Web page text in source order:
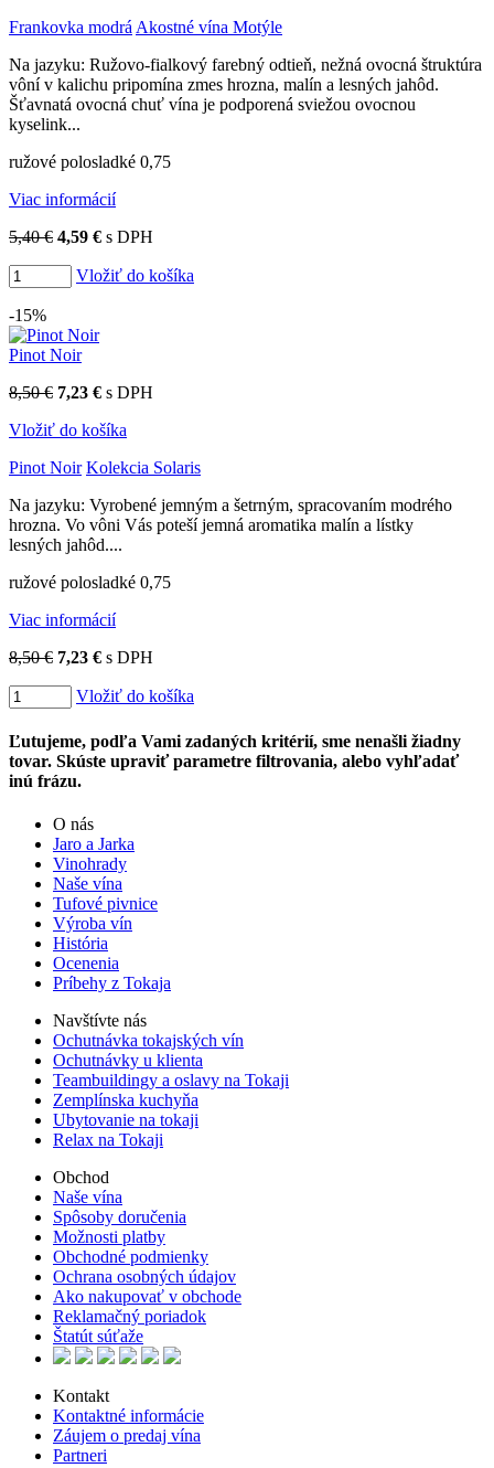
Frankovka modrá Akostné vína Motýle
Na jazyku: Ružovo-fialkový farebný odtieň, nežná ovocná štruktúra
vôní v kalichu pripomína zmes hrozna, malín a lesných jahôd.
Šťavnatá ovocná chuť vína je podporená sviežou ovocnou
kyselink...
ružové polosladké 0,75
Viac informácií
5,40 € 4,59 € s DPH
Vložiť do košíka
-15%
Pinot Noir
8,50 € 7,23 € s DPH
Vložiť do košíka
Pinot Noir Kolekcia Solaris
Na jazyku: Vyrobené jemným a šetrným, spracovaním modrého
hrozna. Vo vôni Vás poteší jemná aromatika malín a lístky
lesných jahôd....
ružové polosladké 0,75
Viac informácií
8,50 € 7,23 € s DPH
Vložiť do košíka
Ľutujeme, podľa Vami zadaných kritérií, sme nenašli žiadny
tovar. Skúste upraviť parametre filtrovania, alebo vyhľadať
inú frázu.
O nás
Jaro a Jarka
Vinohrady
Naše vína
Tufové pivnice
Výroba vín
História
Ocenenia
Príbehy z Tokaja
Navštívte nás
Ochutnávka tokajských vín
Ochutnávky u klienta
Teambuildingy a oslavy na Tokaji
Zemplínska kuchyňa
Ubytovanie na tokaji
Relax na Tokaji
Obchod
Naše vína
Spôsoby doručenia
Možnosti platby
Obchodné podmienky
Ochrana osobných údajov
Ako nakupovať v obchode
Reklamačný poriadok
Štatút súťaže
Kontakt
Kontaktné informácie
Záujem o predaj vína
Partneri